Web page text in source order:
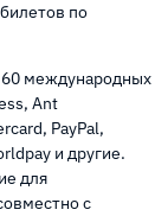
по
60 международных
Ant
PayPal,
и другие.
для
с